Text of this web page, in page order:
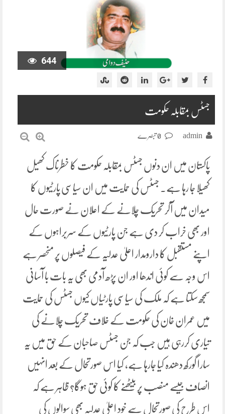
644
جسٹس بمقابلہ حکومت
admin
پاکستان میں ان دنوں جسٹس بمقابلہ حکومت کا خطرناک کھیل
کھیلا جا رہا ہے۔ جسٹس کی حمایت میں ان سیاسی پارٹیوں کا
میدان میں آکر تحریک چلانے کے اعلان نے صورت حال
اور بھی خراب کر دی ہے جن پارٹیوں کے سربراہوں کے
اپنے مستقبل کا دارومدار اعلیٰ عدلیہ کے فیصلوں پر منحصر ہے
اس وجہ سے کوئی اندھا اور ان پڑھ آدمی بھی یہ بات با آسانی
سمجھ سکتا ہے کہ ملک کی سیاسی پارٹیاں کیوں جسٹس کی حمایت
میں عمران خان کی حکومت کے خلاف تحریک چلانے کی
تیاری کررہی ہیں جب کہ جن جسٹس صاحبان کے حق میں یہ
سارا گورکھ دھندہ کیا جارہا ہے، کیا اس صورتحال کے بعد انہیں
انصاف جیسے منصب پر بیٹھنے کا کوئی حق ہوگا؟ ظاہر ہے کہ
اس طرح کی صورتحال سے خود اعلیٰ عدلیہ بھی سوالوں کی